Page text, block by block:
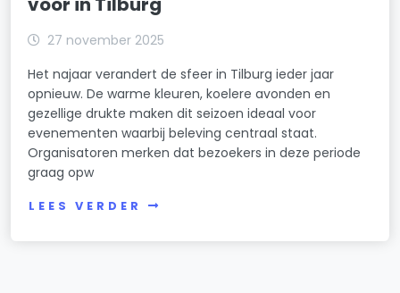
27 november 2025
Het najaar verandert de sfeer in Tilburg ieder jaar
opnieuw. De warme kleuren, koelere avonden en
gezellige drukte maken dit seizoen ideaal voor
evenementen waarbij beleving centraal staat.
Organisatoren merken dat bezoekers in deze periode
graag opw
LEES VERDER